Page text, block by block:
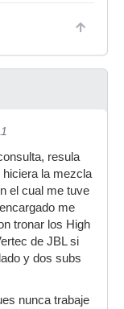
resula
hiciera la mezcla
el cual me tuve
me
tronar los High
de JBL si
y dos subs
nunca trabaje